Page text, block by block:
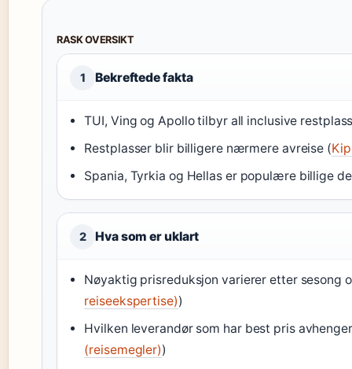
RASK OVERSIKT
1 Bekreftede fakta
TUI, Ving og Apollo tilbyr all inclusive
Restplasser blir billigere nærmere avreise (
Spania, Tyrkia og Hellas er populære billige
2 Hva som er uklart
Nøyaktig prisreduksjon varierer etter sesong
reiseekspertise))
Hvilken leverandør som har best pris
(reisemegler))